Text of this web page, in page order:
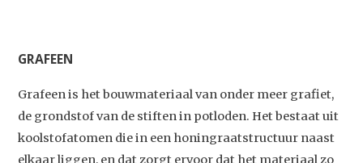
GRAFEEN
Grafeen is het bouwmateriaal van onder meer grafiet,
de grondstof van de stiften in potloden. Het bestaat uit
koolstofatomen die in een honingraatstructuur naast
elkaar liggen, en dat zorgt ervoor dat het materiaal zo